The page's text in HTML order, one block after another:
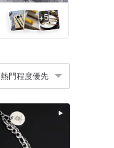
+5
熱門程度優先